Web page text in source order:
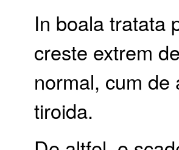
In boala tratata
creste extrem
normal, cum de
tiroida.